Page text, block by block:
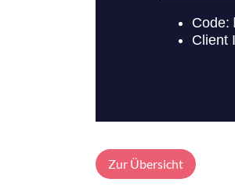
Zur Übersicht